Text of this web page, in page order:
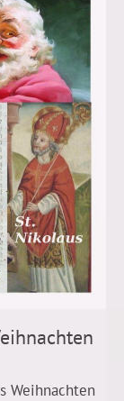
Weihnachten